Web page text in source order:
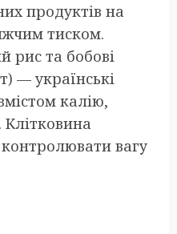
продуктів на
тиском.
рис та бобові
— українські
калію,
вагу